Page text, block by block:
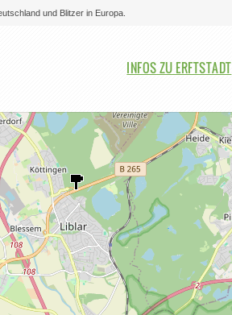
und Blitzer in Europa.
Bitte auswählen
INFOS ZU ERFTSTADT